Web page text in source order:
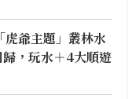
虎爺主題」叢林水
，玩水＋4大順遊